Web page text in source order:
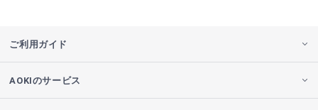
ご利用ガイド
AOKIのサービス